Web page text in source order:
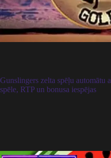
Gunslingers zelta spēļu automātu
spēle, RTP un bonusa iespējas